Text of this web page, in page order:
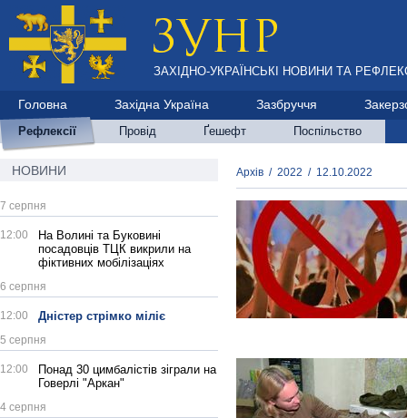
ЗАХІДНО-УКРАЇНСЬКІ НОВИНИ ТА
Головна Західна Україна Зазбруччя
Рефлексії Провід Ґешефт Поспільство
НОВИНИ
7 серпня
12:00
На Волині та Буковині
посадовців ТЦК викрили на
фіктивних мобілізаціях
6 серпня
12:00 Дністер стрімко міліє
5 серпня
12:00
Понад 30 цимбалістів зіграли на
Говерлі "Аркан"
4 серпня
Архів / 2022 / 12.10.2022